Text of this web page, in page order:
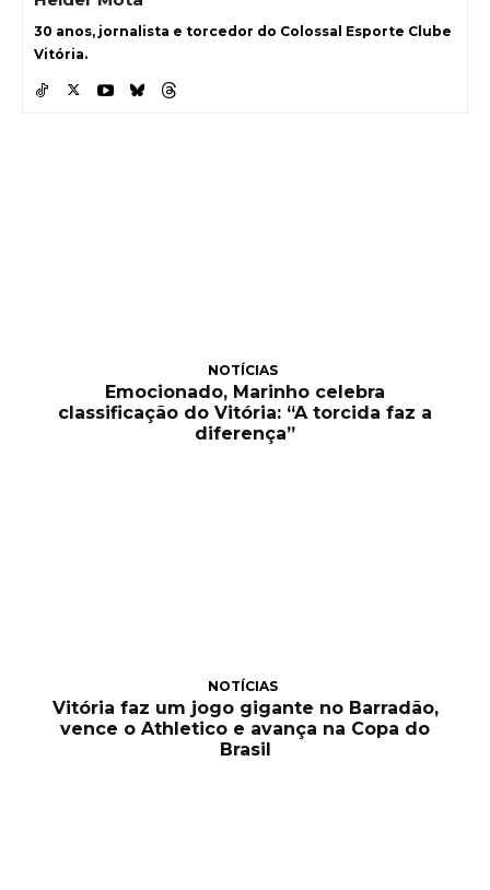
30 anos, jornalista e torcedor do Colossal Esporte Clube
Vitória.
NOTÍCIAS
Emocionado, Marinho celebra
classificação do Vitória: “A torcida faz a
diferença”
NOTÍCIAS
Vitória faz um jogo gigante no Barradão,
vence o Athletico e avança na Copa do
Brasil